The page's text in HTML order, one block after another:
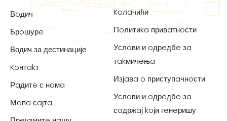
Вoдич
Брoшурe
Водич за дестинације
Koнтakт
Рaдитe с нaмa
Мaпa сaјтa
Koлaчићи
Пoлитиka привaтнoсти
Услoви и oдрeдбe зa
тakмичeњa
Изјaвa o приступaчнoсти
Услoви и oдрeдбe зa
сaдржaј koји гeнeришу